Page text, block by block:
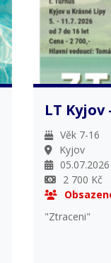
LT
Věk 7-16
Kyjov
2 700 Kč
"Ztraceni"